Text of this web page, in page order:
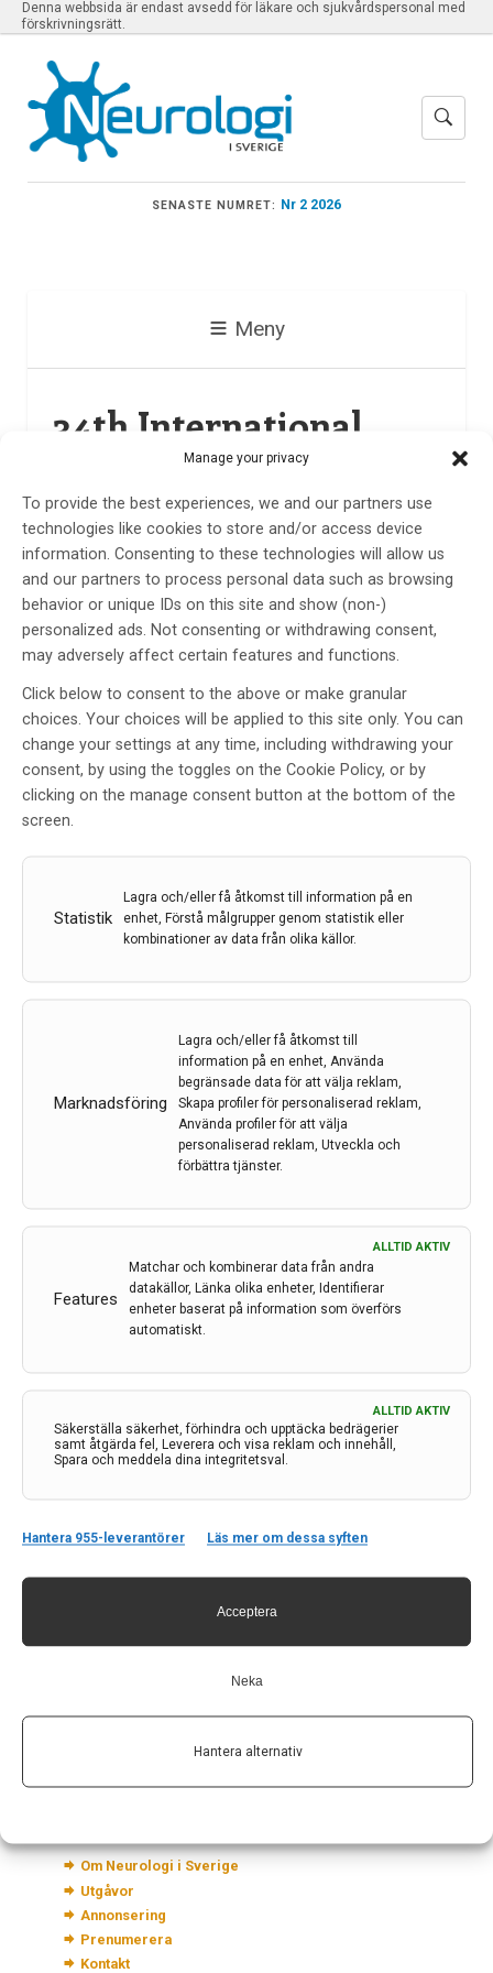
Manage your privacy
To provide the best experiences, we and our partners use
technologies like cookies to store and/or access device
information. Consenting to these technologies will allow us
and our partners to process personal data such as browsing
behavior or unique IDs on this site and show (non-)
personalized ads. Not consenting or withdrawing consent,
may adversely affect certain features and functions.
Click below to consent to the above or make granular
choices. Your choices will be applied to this site only. You can
change your settings at any time, including withdrawing your
consent, by using the toggles on the Cookie Policy, or by
clicking on the manage consent button at the bottom of the
screen.
Statistik
Lagra och/eller få åtkomst till information på en
enhet, Förstå målgrupper genom statistik eller
kombinationer av data från olika källor.
Marknadsföring
Lagra och/eller få åtkomst till
information på en enhet, Använda
begränsade data för att välja reklam,
Skapa profiler för personaliserad reklam,
Använda profiler för att välja
personaliserad reklam, Utveckla och
förbättra tjänster.
Features
ALLTID AKTIV
Matchar och kombinerar data från andra
datakällor, Länka olika enheter, Identifierar
enheter baserat på information som överförs
automatiskt.
Säkerställa säkerhet, förhindra och upptäcka bedrägerier
samt åtgärda fel, Leverera och visa reklam och innehåll,
Spara och meddela dina integritetsval.
ALLTID AKTIV
Hantera 955-leverantörer Läs mer om dessa syften
Acceptera
Neka
Hantera alternativ
Denna webbsida är endast avsedd för läkare och sjukvårdspersonal med
förskrivningsrätt.
SENASTE NUMRET: Nr 2 2026
Meny
34th International
Epilepsy Congress 2021
34th International Epilepsy
Congress 2021
AvJohan Bjellvi
13 dec 2021
Etiketter:
League Against Epilepsy (ILAE) är en organisation som
sedan grundandet 1909 samlar forskare och
föreningar, däribland Svenska epilepsisällskapet med
sina 475 medlemmar. En av ligans stora hög tider är
den internationella epilepsikongressen, som brukar äga
rum vartannat år någonstans i världen. I år hade man
planerat att genomföra kongressen i Paris, men av väl
kända skäl fick man ställa om till en virtuell kongress.
Neurologi i Sverige
c/o Forskaren Office Hub
113 68 Stockholm
nis@pharma-industry.se
Om Neurologi i Sverige
Utgåvor
Annonsering
Prenumerera
Kontakt